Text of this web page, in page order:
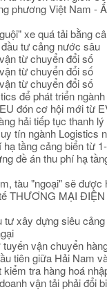
phương Việt Nam -
xe quá tải bằng
tư cảng nước sâu
từ chuyển đổi số
từ chuyển đổi số
từ chuyển đổi số
để phát triển
đón cơ hội mới từ
hải tiếp tục thanh lý
tín ngành Logistics
tầng cảng biển từ
đề án thu phí hạ
tàu "ngoại" sẽ
THƯƠNG MẠI
tư xây dựng siêu
vận chuyển
tiên giữa Hải Nam
kiểm tra hàng hoá
vận tải phải đổi